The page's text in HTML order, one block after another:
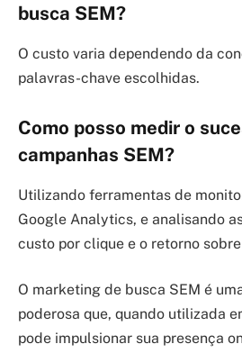
busca SEM?
O custo varia dependendo da
palavras-chave escolhidas.
Como posso medir o
campanhas SEM?
Utilizando ferramentas de
Google Analytics, e analisando
custo por clique e o retorno
O marketing de busca SEM é
poderosa que, quando utilizada
pode impulsionar sua presença